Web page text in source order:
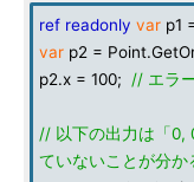
ref readonly var p1
var p2 =
p2.x = 100; // エラ
// 以下の出力は「0,
ていないことが分か